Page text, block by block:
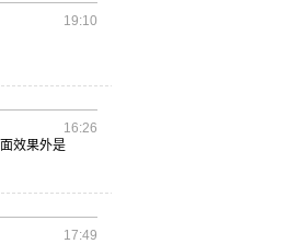
19:10
16:26
面效果外是
17:49